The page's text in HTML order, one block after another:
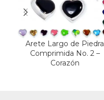
Arete Largo de Piedra
Comprimida No. 2 –
Corazón